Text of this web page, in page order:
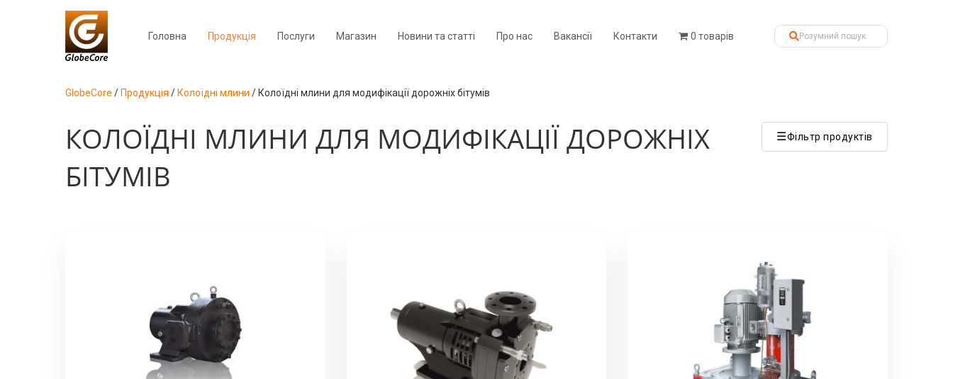
Головна Продукція Послуги Магазин Новини та статті Про нас Вакансії Контакти 0 товарів
GlobeCore / Продукція / Колоїдні млини / Колоїдні млини для модифікації дорожніх бітумів
КОЛОЇДНІ МЛИНИ ДЛЯ МОДИФІКАЦІЇ ДОРОЖНІХ
БІТУМІВ
☰Фільтр продуктів